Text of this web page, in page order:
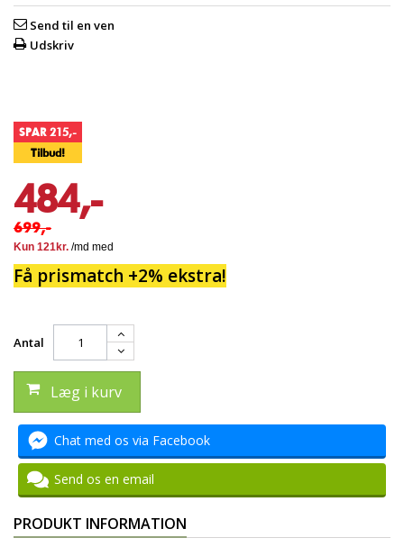
Send til en ven
Udskriv
SPAR 215,-
Tilbud!
484,-
699,-
Få prismatch +2% ekstra!
Antal
Læg i kurv
Chat med os via Facebook
Send os en email
PRODUKT INFORMATION